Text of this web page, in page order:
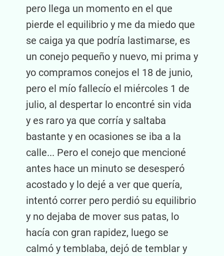
pero llega un momento en el que
pierde el equilibrio y me da miedo que
se caiga ya que podría lastimarse, es
un conejo pequeño y nuevo, mi prima y
yo compramos conejos el 18 de junio,
pero el mío fallecío el miércoles 1 de
julio, al despertar lo encontré sin vida
y es raro ya que corría y saltaba
bastante y en ocasiones se iba a la
calle... Pero el conejo que mencioné
antes hace un minuto se desesperó
acostado y lo dejé a ver que quería,
intentó correr pero perdió su equilibrio
y no dejaba de mover sus patas, lo
hacía con gran rapidez, luego se
calmó y temblaba, dejó de temblar y